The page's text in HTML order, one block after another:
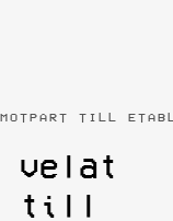
TILL
velat
till